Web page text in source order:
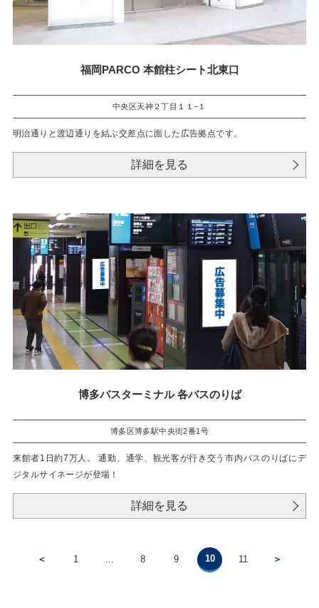
福岡PARCO 本館柱シート北東口
中央区天神２丁目１１−１
明治通りと渡辺通りを結ぶ交差点に面した広告拠点です。
詳細を見る
博多バスターミナル 各バスのりば
博多区博多駅中央街2番1号
来館者1日約7万人。 通勤、通学、観光客が行き交う市内バスのりばにデ
ジタルサイネージが登場！
詳細を見る
＜ 1 … 8 9 10 11 ＞